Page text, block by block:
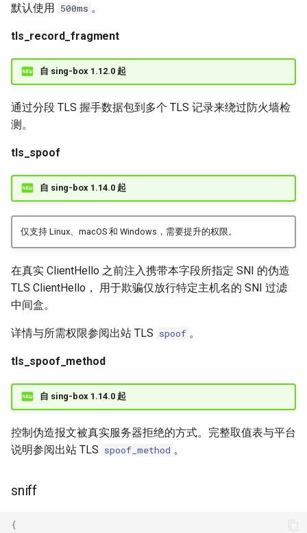
默认使用 500ms 。
tls_record_fragment
自 sing-box 1.12.0 起
通过分段 TLS 握手数据包到多个 TLS 记录来绕过防火墙检
测。
tls_spoof
自 sing-box 1.14.0 起
仅支持 Linux、macOS 和 Windows，需要提升的权限。
在真实 ClientHello 之前注入携带本字段所指定 SNI 的伪造
TLS ClientHello， 用于欺骗仅放行特定主机名的 SNI 过滤
中间盒。
详情与所需权限参阅出站 TLS spoof 。
tls_spoof_method
自 sing-box 1.14.0 起
控制伪造报文被真实服务器拒绝的方式。完整取值表与平台
说明参阅出站 TLS spoof_method 。
sniff
{